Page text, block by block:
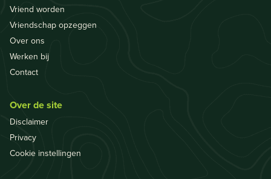
Vriend worden
Vriendschap opzeggen
Over ons
Werken bij
Contact
Over de site
Disclaimer
Privacy
Cookie instellingen